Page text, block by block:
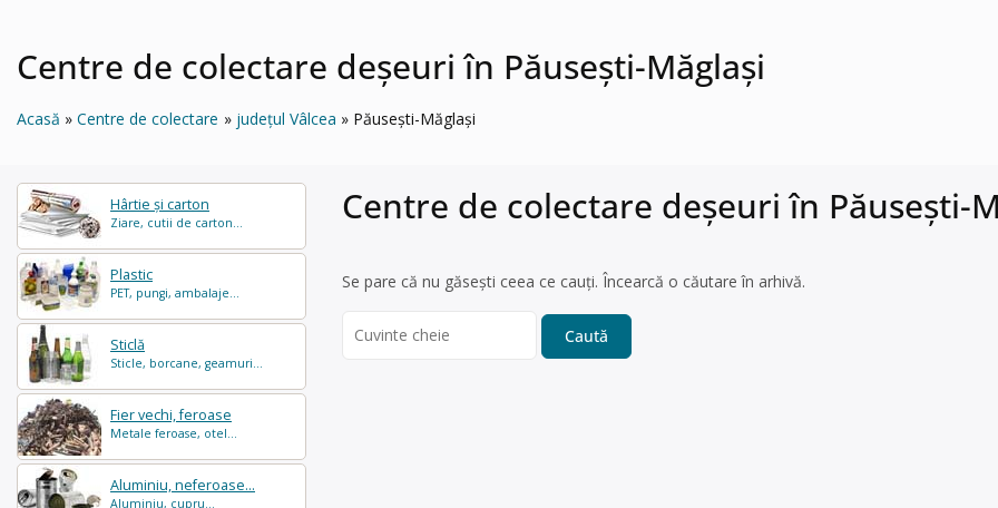
Centre de colectare deșeuri în Păuseşti-Măglaşi
Acasă Centre de colectare județul Vâlcea Păuseşti-Măglaşi
Hârtie și carton
Ziare, cutii de carton...
Plastic
PET, pungi, ambalaje...
Sticlă
Sticle, borcane, geamuri...
Fier vechi, feroase
Metale feroase, otel...
Aluminiu, neferoase...
Aluminiu, cupru...
Centre de colectare deșeuri în Păuseşti-
Se pare că nu găsești ceea ce cauți. Încearcă o căutare în arhivă.
for: